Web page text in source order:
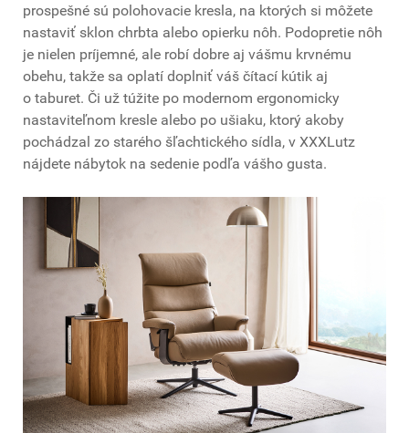
prospešné sú polohovacie kresla, na ktorých si môžete
nastaviť sklon chrbta alebo opierku nôh. Podopretie nôh
je nielen príjemné, ale robí dobre aj vášmu krvnému
obehu, takže sa oplatí doplniť váš čítací kútik aj
o taburet. Či už túžite po modernom ergonomicky
nastaviteľnom kresle alebo po ušiaku, ktorý akoby
pochádzal zo starého šľachtického sídla, v XXXLutz
nájdete nábytok na sedenie podľa vášho gusta.